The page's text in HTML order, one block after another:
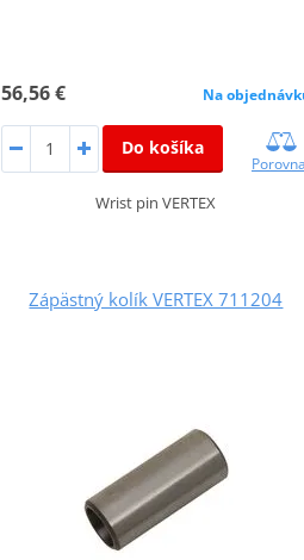
56,56 € Na
Do košíka
Wrist pin VERTEX
Zápästný kolík VERTEX 711204